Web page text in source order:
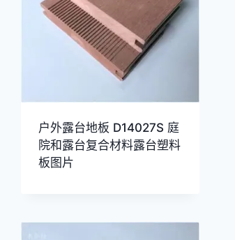
户外露台地板 D14027S 庭
院和露台复合材料露台塑料
板图片